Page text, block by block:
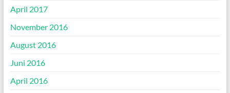
April 2017
November 2016
August 2016
Juni 2016
April 2016